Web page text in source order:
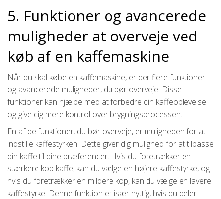
5. Funktioner og avancerede
muligheder at overveje ved
køb af en kaffemaskine
Når du skal købe en kaffemaskine, er der flere funktioner
og avancerede muligheder, du bør overveje. Disse
funktioner kan hjælpe med at forbedre din kaffeoplevelse
og give dig mere kontrol over brygningsprocessen.
En af de funktioner, du bør overveje, er muligheden for at
indstille kaffestyrken. Dette giver dig mulighed for at tilpasse
din kaffe til dine præferencer. Hvis du foretrækker en
stærkere kop kaffe, kan du vælge en højere kaffestyrke, og
hvis du foretrækker en mildere kop, kan du vælge en lavere
kaffestyrke. Denne funktion er især nyttig, hvis du deler